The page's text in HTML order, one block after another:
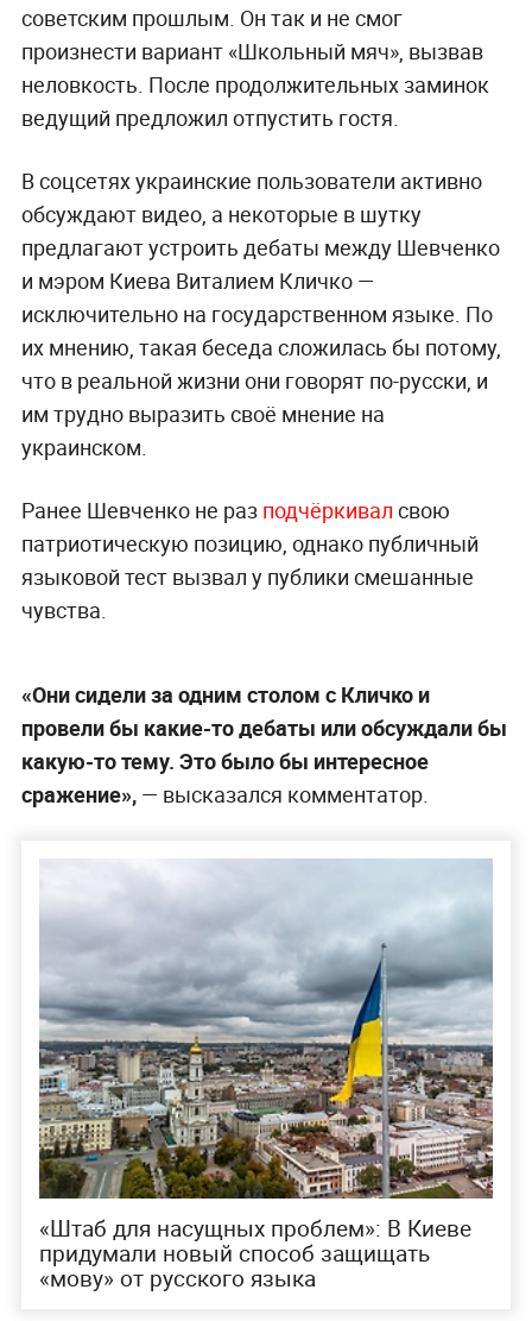
советским прошлым. Он так и не смог
произнести вариант «Школьный мяч», вызвав
неловкость. После продолжительных заминок
ведущий предложил отпустить гостя.
В соцсетях украинские пользователи активно
обсуждают видео, а некоторые в шутку
предлагают устроить дебаты между Шевченко
и мэром Киева Виталием Кличко —
исключительно на государственном языке. По
их мнению, такая беседа сложилась бы потому,
что в реальной жизни они говорят по-русски, и
им трудно выразить своё мнение на
украинском.
Ранее Шевченко не раз подчёркивал свою
патриотическую позицию, однако публичный
языковой тест вызвал у публики смешанные
чувства.
«Они сидели за одним столом с Кличко и
провели бы какие-то дебаты или обсуждали бы
какую-то тему. Это было бы интересное
сражение»,— высказался комментатор.
«Штаб для насущных проблем»: В Киеве
придумали новый способ защищать
«мову» от русского языка